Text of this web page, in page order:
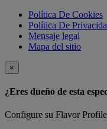
Política De Cookies
Política De
Mensaje legal
Mapa del sitio
×
¿Eres dueño de esta
Configure su Flavor